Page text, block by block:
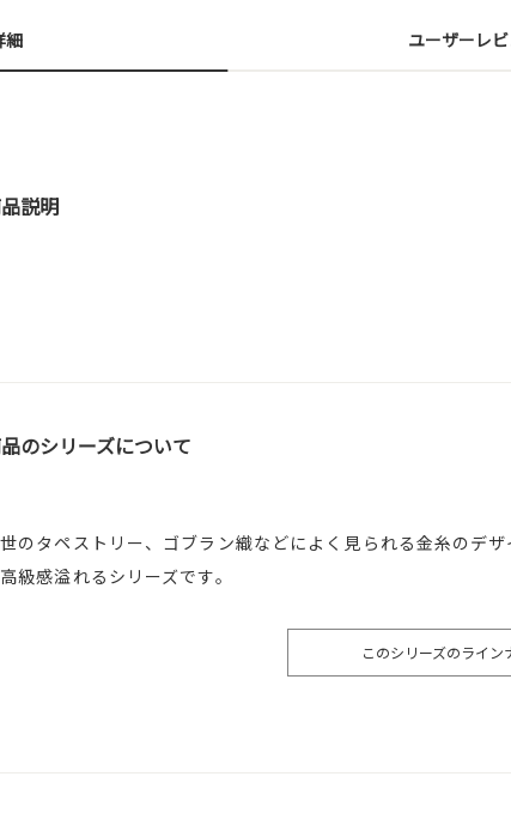
細 ユーザーレ
説明
のシリーズについて
のタペストリー、ゴブラン織などによく見られる金糸のデ
級感溢れるシリーズです。
このシリーズのライン